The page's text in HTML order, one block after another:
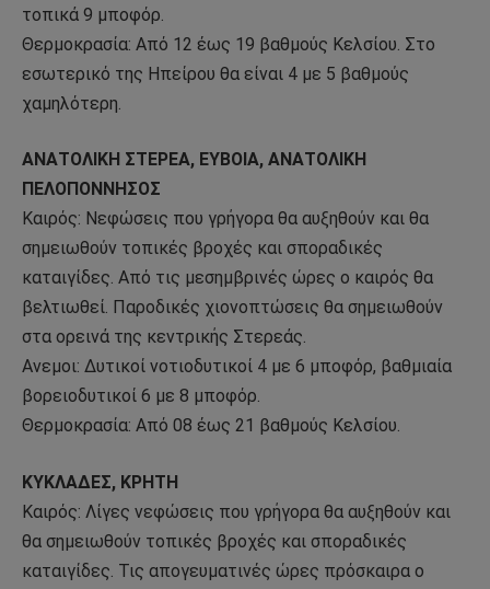
τοπικά 9 μποφόρ.
Θερμοκρασία: Από 12 έως 19 βαθμούς Κελσίου. Στο
εσωτερικό της Ηπείρου θα είναι 4 με 5 βαθμούς
χαμηλότερη.
ΑΝΑΤΟΛΙΚΗ ΣΤΕΡΕΑ, ΕΥΒΟΙΑ, ΑΝΑΤΟΛΙΚΗ
ΠΕΛΟΠΟΝΝΗΣΟΣ
Καιρός: Νεφώσεις που γρήγορα θα αυξηθούν και θα
σημειωθούν τοπικές βροχές και σποραδικές
καταιγίδες. Από τις μεσημβρινές ώρες ο καιρός θα
βελτιωθεί. Παροδικές χιονοπτώσεις θα σημειωθούν
στα ορεινά της κεντρικής Στερεάς.
Ανεμοι: Δυτικοί νοτιοδυτικοί 4 με 6 μποφόρ, βαθμιαία
βορειοδυτικοί 6 με 8 μποφόρ.
Θερμοκρασία: Από 08 έως 21 βαθμούς Κελσίου.
ΚΥΚΛΑΔΕΣ, ΚΡΗΤΗ
Καιρός: Λίγες νεφώσεις που γρήγορα θα αυξηθούν και
θα σημειωθούν τοπικές βροχές και σποραδικές
καταιγίδες. Τις απογευματινές ώρες πρόσκαιρα ο